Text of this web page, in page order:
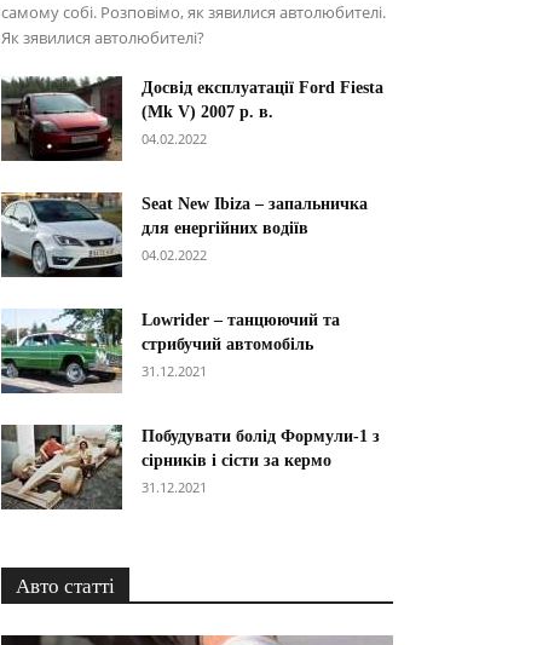
самому собі. Розповімо, як зявилися автолюбителі.
Як зявилися автолюбителі?
Досвід експлуатації Ford Fiesta
(Mk V) 2007 р. в.
04.02.2022
Seat New Ibiza – запальничка
для енергійних водіїв
04.02.2022
Lowrider – танцюючий та
стрибучий автомобіль
31.12.2021
Побудувати болід Формули-1 з
сірників і сісти за кермо
31.12.2021
Авто статті